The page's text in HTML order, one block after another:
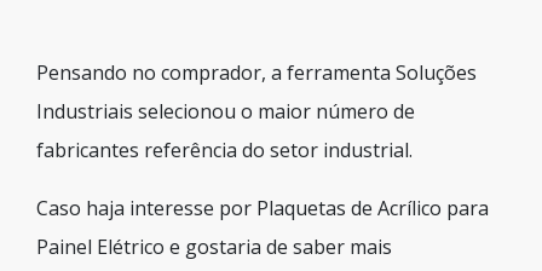
Pensando no comprador, a ferramenta Soluções
Industriais selecionou o maior número de
fabricantes referência do setor industrial.
Caso haja interesse por Plaquetas de Acrílico para
Painel Elétrico e gostaria de saber mais